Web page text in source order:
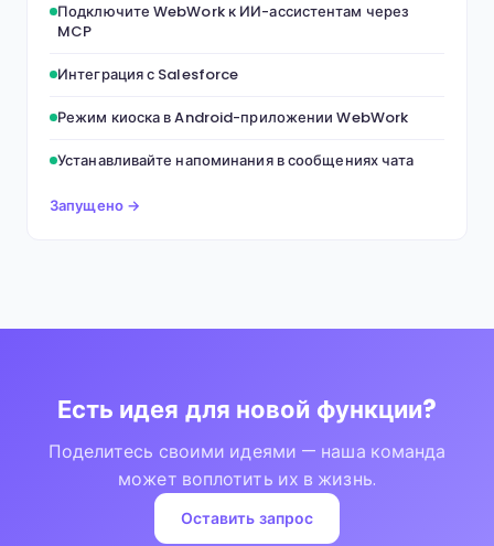
Подключите WebWork к ИИ-ассистентам через
MCP
Интеграция с Salesforce
Режим киоска в Android-приложении WebWork
Устанавливайте напоминания в сообщениях чата
Запущено →
Есть идея для новой функции?
Поделитесь своими идеями — наша команда
может воплотить их в жизнь.
Оставить запрос